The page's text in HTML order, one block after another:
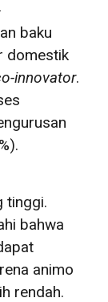
baku
domestik
innovator.
tinggi.
bahwa
animo
rendah.